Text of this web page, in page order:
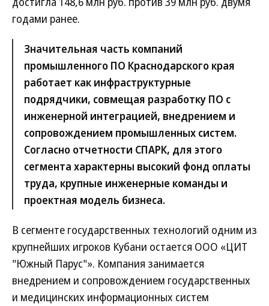
годами ранее.
Значительная часть компаний
промышленного ПО Краснодарского края
работает как инфраструктурные
подрядчики, совмещая разработку ПО с
инженерной интеграцией, внедрением и
сопровождением промышленных систем.
Согласно отчетности СПАРК, для этого
сегмента характерны высокий фонд оплаты
труда, крупные инженерные команды и
проектная модель бизнеса.
В сегменте государственных технологий одним из
крупнейших игроков Кубани остается ООО «ЦИТ
"Южный Парус"». Компания занимается
внедрением и сопровождением государственных
и медицинских информационных систем